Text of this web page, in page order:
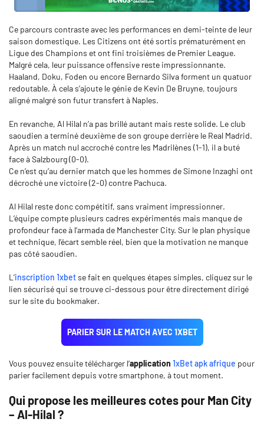
Ce parcours contraste avec les performances en demi-teinte de leur
saison domestique. Les Citizens ont été sortis prématurément en
Ligue des Champions et ont fini troisièmes de Premier League.
Malgré cela, leur puissance offensive reste impressionnante.
Haaland, Doku, Foden ou encore Bernardo Silva forment un quatuor
redoutable. À cela s’ajoute le génie de Kevin De Bruyne, toujours
aligné malgré son futur transfert à Naples.
En revanche, Al Hilal n’a pas brillé autant mais reste solide. Le club
saoudien a terminé deuxième de son groupe derrière le Real Madrid.
Après un match nul accroché contre les Madrilènes (1-1), il a buté
face à Salzbourg (0-0).
Ce n’est qu’au dernier match que les hommes de Simone Inzaghi ont
décroché une victoire (2-0) contre Pachuca.
Al Hilal reste donc compétitif, sans vraiment impressionner.
L’équipe compte plusieurs cadres expérimentés mais manque de
profondeur face à l’armada de Manchester City. Sur le plan physique
et technique, l’écart semble réel, bien que la motivation ne manque
pas côté saoudien.
L’inscription 1xbetse fait en quelques étapes simples, cliquez sur le
lien sécurisé qui se trouve ci-dessous pour être directement dirigé
sur le site du bookmaker.
PARIER SUR LE MATCH AVEC 1XBET
Vous pouvez ensuite télécharger l’application 1xBet apk afrique pour
parier facilement depuis votre smartphone, à tout moment.
Qui propose les meilleures cotes pour Man City
– Al-Hilal ?